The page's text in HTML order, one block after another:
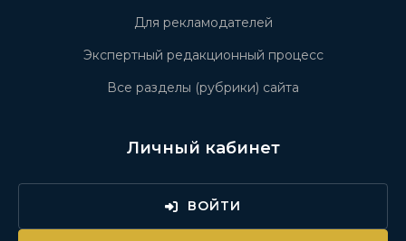
Для рекламодателей
Экспертный редакционный процесс
Все разделы (рубрики) сайта
Личный кабинет
ВОЙТИ